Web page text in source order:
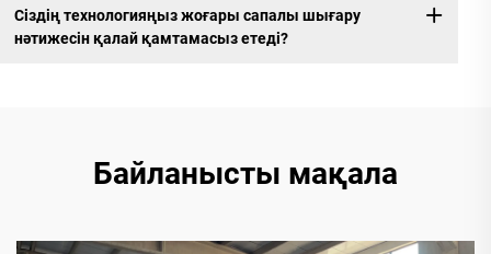
Сіздің технологияңыз жоғары сапалы шығару
нәтижесін қалай қамтамасыз етеді?
Байланысты мақала